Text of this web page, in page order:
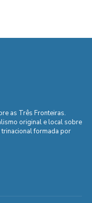
as Três Fronteiras.
original e local sobre
trinacional formada por